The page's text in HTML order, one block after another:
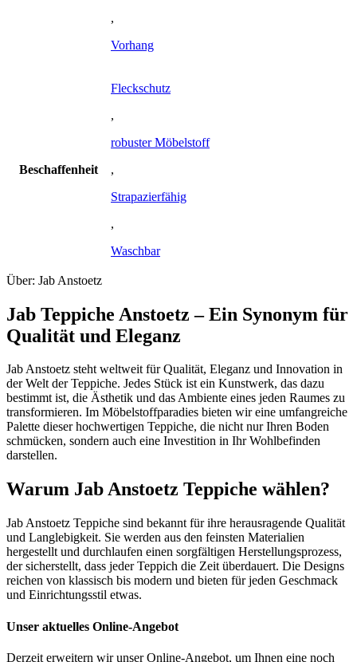
,
Vorhang
Beschaffenheit
Fleckschutz
,
robuster Möbelstoff
,
Strapazierfähig
,
Waschbar
Über: Jab Anstoetz
Jab Teppiche Anstoetz – Ein Synonym für
Qualität und Eleganz
Jab Anstoetz steht weltweit für Qualität, Eleganz und Innovation in
der Welt der Teppiche. Jedes Stück ist ein Kunstwerk, das dazu
bestimmt ist, die Ästhetik und das Ambiente eines jeden Raumes zu
transformieren. Im Möbelstoffparadies bieten wir eine umfangreiche
Palette dieser hochwertigen Teppiche, die nicht nur Ihren Boden
schmücken, sondern auch eine Investition in Ihr Wohlbefinden
darstellen.
Warum Jab Anstoetz Teppiche wählen?
Jab Anstoetz Teppiche sind bekannt für ihre herausragende Qualität
und Langlebigkeit. Sie werden aus den feinsten Materialien
hergestellt und durchlaufen einen sorgfältigen Herstellungsprozess,
der sicherstellt, dass jeder Teppich die Zeit überdauert. Die Designs
reichen von klassisch bis modern und bieten für jeden Geschmack
und Einrichtungsstil etwas.
Unser aktuelles Online-Angebot
Derzeit erweitern wir unser Online-Angebot, um Ihnen eine noch